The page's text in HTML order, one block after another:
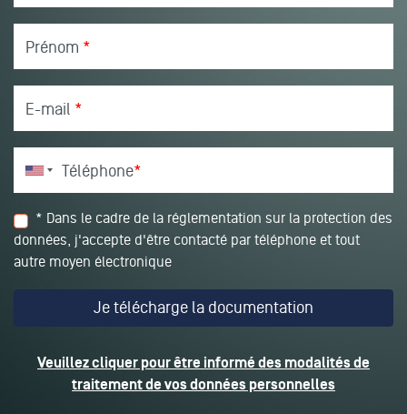
Prénom *
E-mail *
Téléphone*
* Dans le cadre de la réglementation sur la protection des
données, j'accepte d'être contacté par téléphone et tout
autre moyen électronique
Veuillez cliquer pour être informé des modalités de
traitement de vos données personnelles